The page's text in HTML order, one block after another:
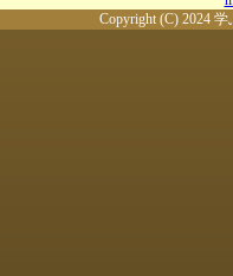
Copyright (C) 2024